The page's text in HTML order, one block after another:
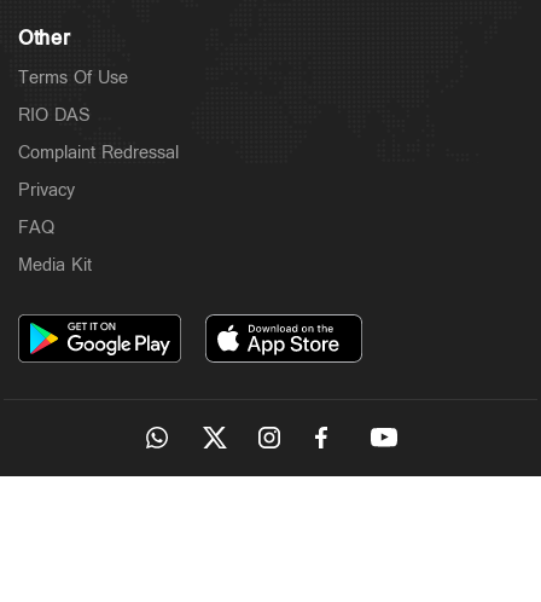
Other
Terms Of Use
RIO DAS
Complaint Redressal
Privacy
FAQ
Media Kit